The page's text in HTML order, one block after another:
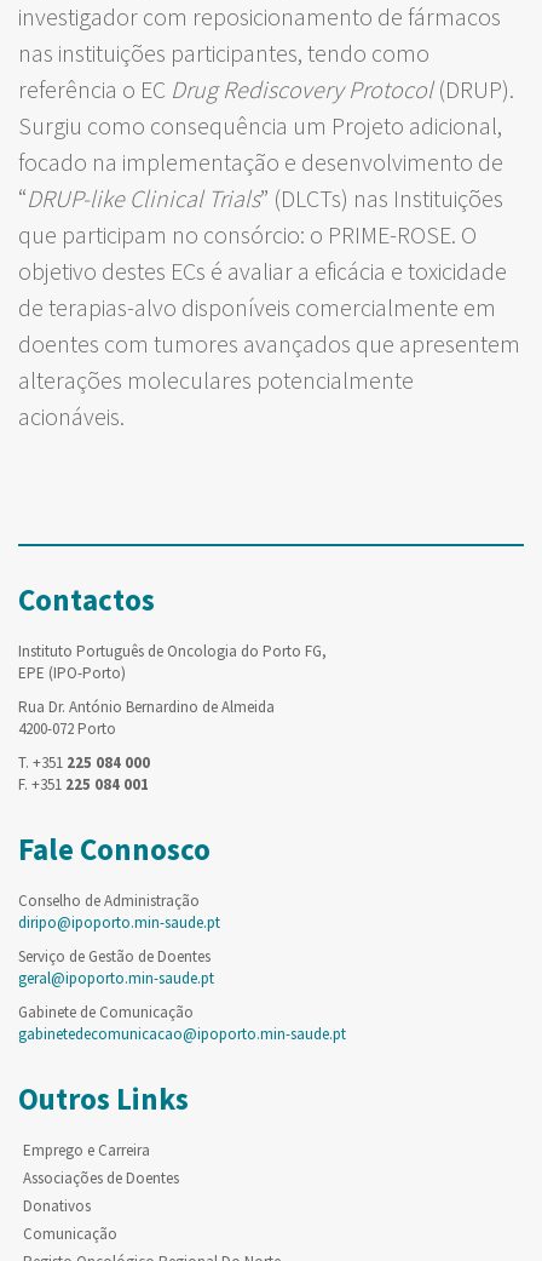
investigador com reposicionamento de fármacos
nas instituições participantes, tendo como
referência o EC Drug Rediscovery Protocol (DRUP).
Surgiu como consequência um Projeto adicional,
focado na implementação e desenvolvimento de
“DRUP-like Clinical Trials” (DLCTs) nas Instituições
que participam no consórcio: o PRIME-ROSE. O
objetivo destes ECs é avaliar a eficácia e toxicidade
de terapias-alvo disponíveis comercialmente em
doentes com tumores avançados que apresentem
alterações moleculares potencialmente
acionáveis.
Contactos
Instituto Português de Oncologia do Porto FG,
EPE (IPO-Porto)
Rua Dr. António Bernardino de Almeida
4200-072 Porto
T. +351 225 084 000
F. +351 225 084 001
Fale Connosco
Conselho de Administração
diripo@ipoporto.min-saude.pt
Serviço de Gestão de Doentes
geral@ipoporto.min-saude.pt
Gabinete de Comunicação
gabinetedecomunicacao@ipoporto.min-saude.pt
Outros Links
Emprego e Carreira
Associações de Doentes
Donativos
Comunicação